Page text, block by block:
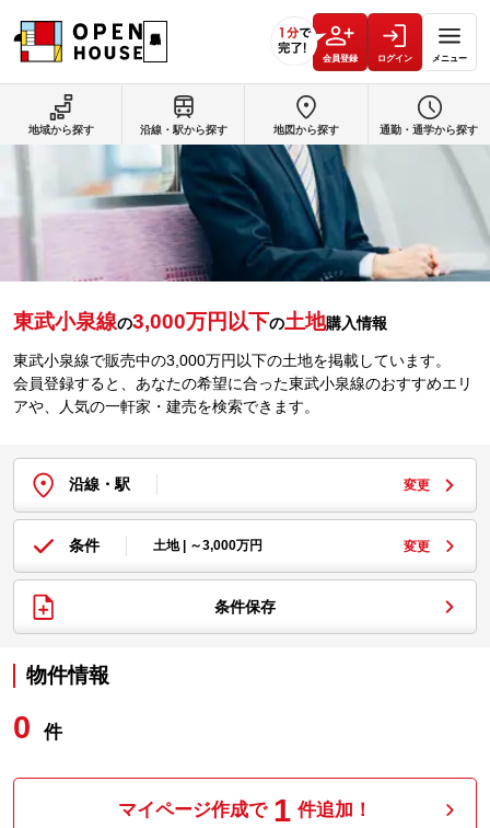
会員登録 ログイン メニュー
東武小泉線の3,000万円以下の土地購入情報
東武小泉線で販売中の3,000万円以下の土地を掲載しています。
会員登録すると、あなたの希望に合った東武小泉線のおすすめエリ
アや、人気の一軒家・建売を検索できます。
沿線・駅 変更
条件 土地 | ～3,000万円 変更
条件保存
物件情報
0 件
マイページ作成で 1 件追加！
地域から探す 沿線・駅から探す 地図から探す 通勤・通学から探す